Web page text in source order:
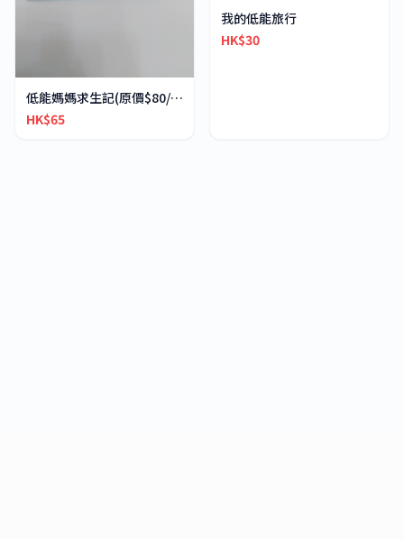
低能媽媽求生記(原價$80/本）
HK$65
我的低能旅行
HK$30